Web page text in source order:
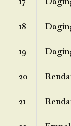
18
19
20
21